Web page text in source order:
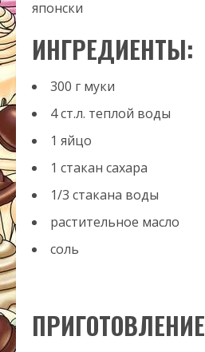
ИНГРЕДИЕНТЫ:
300 г муки
4ст.л. теплой воды
1 яйцо
1 стакан сахара
1/3 стакана воды
растительное масло
соль